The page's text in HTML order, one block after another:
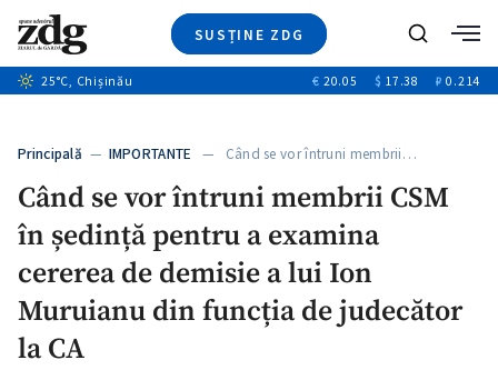
SUSȚINE ZDG
Ştiri
+12
Special
Blog
Caută
25°C, Chișinău € 20.05 $ 17.38 ₽ 0.214
Principală — IMPORTANTE — Când se vor întruni membrii…
Când se vor întruni membrii CSM
în ședință pentru a examina
cererea de demisie a lui Ion
Muruianu din funcția de judecător
la CA